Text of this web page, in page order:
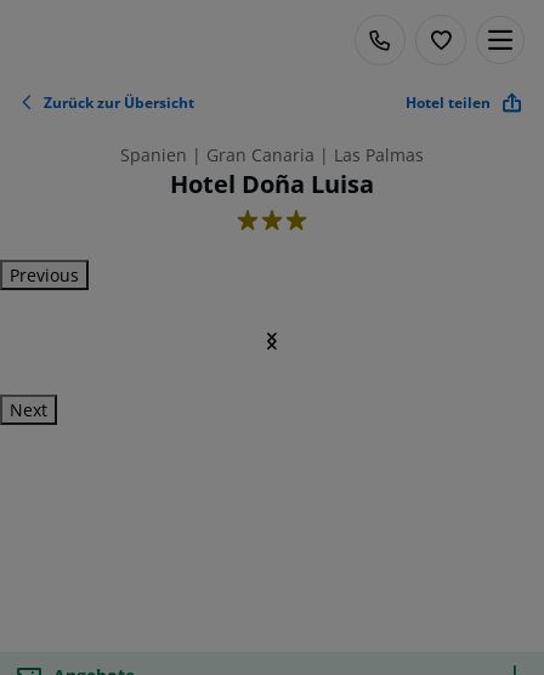
Zurück zur Übersicht Hotel teilen
Spanien | Gran Canaria | Las Palmas
Hotel Doña Luisa
3
Previous
Next